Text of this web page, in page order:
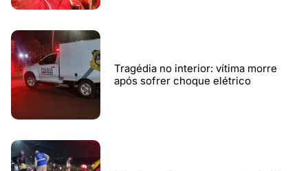
Tragédia no interior: vítima morre
após sofrer choque elétrico